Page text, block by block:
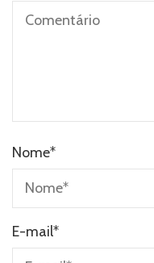
Nome*
E-mail*